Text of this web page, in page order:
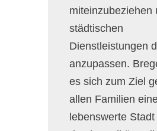
miteinzubeziehen
städtischen
Dienstleistungen
anzupassen.
es sich zum Ziel
allen Familien
lebenswerte